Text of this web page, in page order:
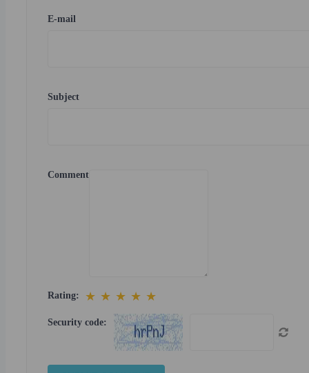
E-mail
Subject
Comment
Rating: ★ ★ ★ ★ ★
Security code: